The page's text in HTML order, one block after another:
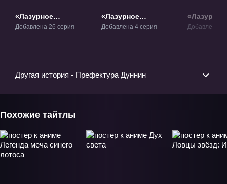
«Лазурное
наследие» ТВ-1
Добавлена 26 серия
«Лазурное
наследие:
Добавлена 4 серия
2» ТВ-2
Добавлена
Другая история - Префектура Дуннин
Похожие тайтлы